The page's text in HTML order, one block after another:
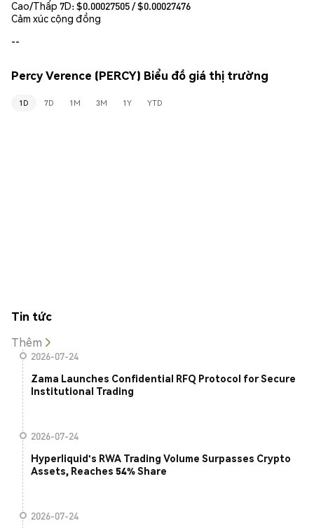
Cao/Thấp 7D: $0.00027505/ $0.00027476
Cảm xúc cộng đồng
--
Percy Verence (PERCY) Biểu đồ giá thị trường
1D 7D 1M 3M 1Y YTD
Tin tức
Thêm
2026-07-24
Zama Launches Confidential RFQ Protocol for Secure
Institutional Trading
2026-07-24
Hyperliquid's RWA Trading Volume Surpasses Crypto
Assets, Reaches 54% Share
2026-07-24